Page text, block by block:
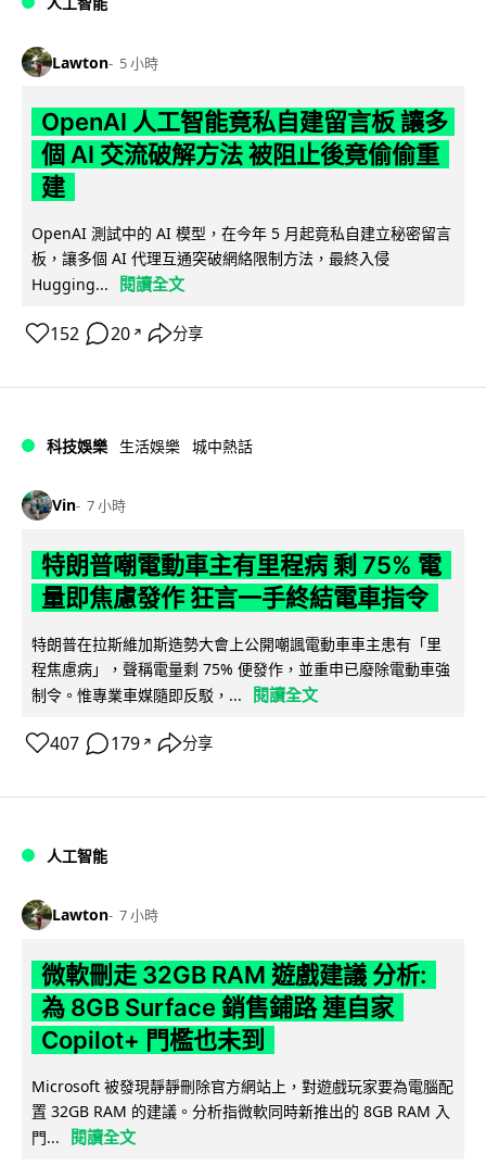
Lawton 5 小時
OpenAI 人工智能竟私自建留言板 讓多
個 AI 交流破解方法 被阻止後竟偷偷重
建
OpenAI 測試中的 AI 模型，在今年 5 月起竟私自建立秘密留言
板，讓多個 AI 代理互通突破網絡限制方法，最終入侵
Hugging...
閱讀全文
152 20 ↗ 分享
科技娛樂 生活娛樂 城中熱話
Vin 7 小時
特朗普嘲電動車主有里程病 剩 75% 電
量即焦慮發作 狂言一手終結電車指令
特朗普在拉斯維加斯造勢大會上公開嘲諷電動車車主患有「里
程焦慮病」，聲稱電量剩 75% 便發作，並重申已廢除電動車強
制令。惟專業車媒隨即反駁，...
閱讀全文
407 179 ↗ 分享
人工智能
Lawton 7 小時
微軟刪走 32GB RAM 遊戲建議 分析:
為 8GB Surface 銷售鋪路 連自家
Copilot+ 門檻也未到
Microsoft 被發現靜靜刪除官方網站上，對遊戲玩家要為電腦配
置 32GB RAM 的建議。分析指微軟同時新推出的 8GB RAM 入
門...
閱讀全文